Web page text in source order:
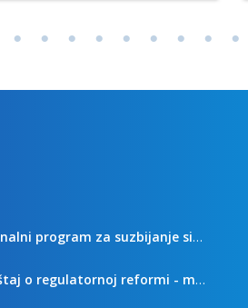
Pregled - Nacionalni program za suzbijanje sive ekonomije
I kvartalni izveštaj o regulatornoj reformi - maj 2023